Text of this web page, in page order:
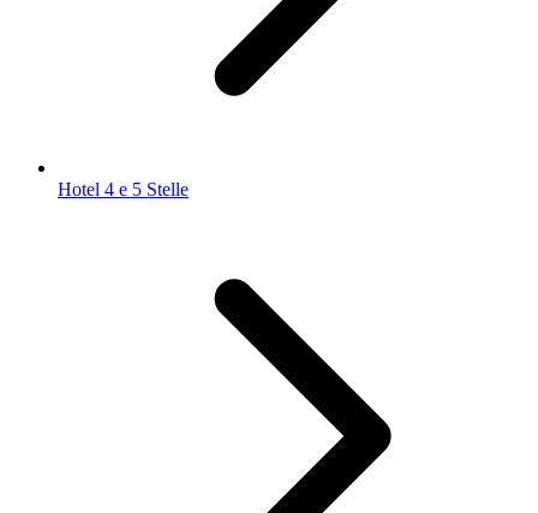
Hotel 4 e 5 Stelle